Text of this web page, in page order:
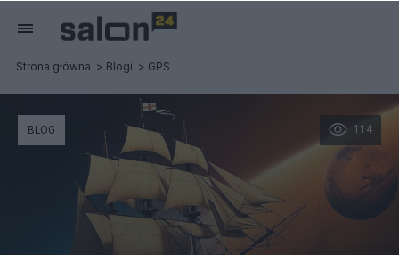
Strona główna Blogi GPS
114
BLOG